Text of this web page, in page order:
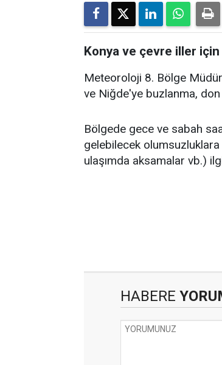
Konya ve çevre iller için
Meteoroloji 8. Bölge
ve Niğde'ye buzlanma, don
Bölgede gece ve sabah
gelebilecek
ulaşımda aksamalar vb.)
HABERE